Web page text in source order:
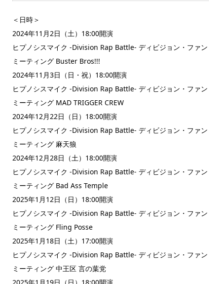
＜日時＞
2024年11月2日（土）18:00開演
ヒプノシスマイク -Division Rap Battle- ディビジョン・ファン
ミーティング Buster Bros!!!
2024年11月3日（日・祝）18:00開演
ヒプノシスマイク -Division Rap Battle- ディビジョン・ファン
ミーティング MAD TRIGGER CREW
2024年12月22日（日）18:00開演
ヒプノシスマイク -Division Rap Battle- ディビジョン・ファン
ミーティング 麻天狼
2024年12月28日（土）18:00開演
ヒプノシスマイク -Division Rap Battle- ディビジョン・ファン
ミーティング Bad Ass Temple
2025年1月12日（日）18:00開演
ヒプノシスマイク -Division Rap Battle- ディビジョン・ファン
ミーティング Fling Posse
2025年1月18日（土）17:00開演
ヒプノシスマイク -Division Rap Battle- ディビジョン・ファン
ミーティング 中王区 言の葉党